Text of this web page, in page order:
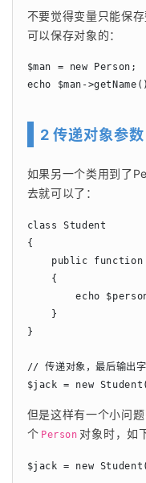
不要觉得变量只能保
可以保存对象的：
$man = new Person;
echo $man-
2 传递对象参数
如果另一个类用到了
去就可以了：
class Student
{
public
    {
echo
    }
}
// 传递对象，最后输出字
$jack = new
但是这样有一个小问
个 Person 对象时，如
$jack = new